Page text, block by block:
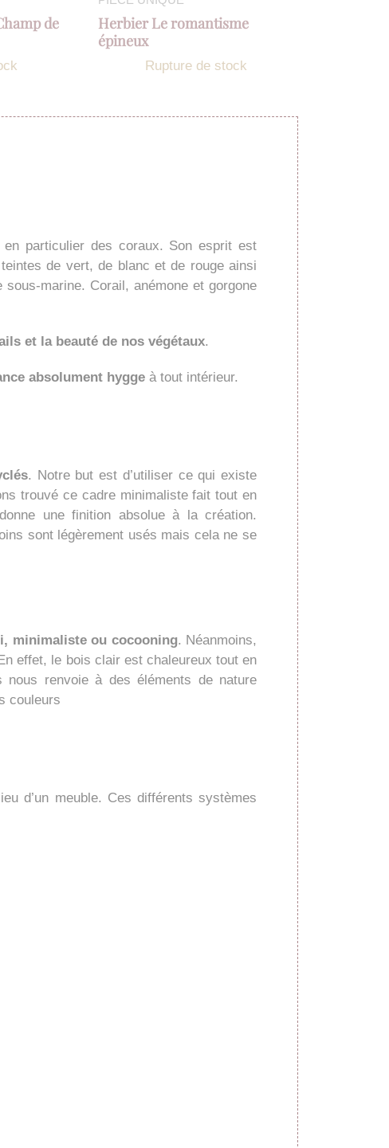
de
Herbier Le romantisme
épineux
Rupture de stock
particulier des coraux. Son esprit est
de vert, de blanc et de rouge ainsi
marine. Corail, anémone et gorgone
et la beauté de nos végétaux.
absolument hygge à tout intérieur.
. Notre but est d’utiliser ce qui existe
trouvé ce cadre minimaliste fait tout en
une finition absolue à la création.
sont légèrement usés mais cela ne se
minimaliste ou cocooning. Néanmoins,
effet, le bois clair est chaleureux tout en
renvoie à des éléments de nature
couleurs
d’un meuble. Ces différents systèmes